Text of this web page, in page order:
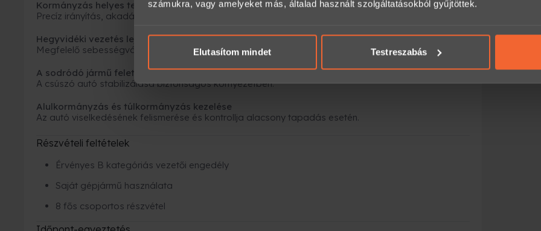
számukra, vagy amelyeket más, általad használt szolgáltatásokból gyűjtöttek.
Elutasítom mindet Testreszabás
Kormányzás helyes technikája és szlalomozás
Precíz irányítás, akadálykerülés és stabil járműkezelés.
Hegyvidéki vezetés lejtőkön és hajtűkanyarokban
Megfelelő sebességválasztás, ívtartás és stabilitás kanyarban.
A sodródó jármű feletti uralom visszaszerzése
A csúszó autó stabilizálása biztonságos környezetben.
Alulkormányzás és túlkormányzás kezelése
Az autó viselkedésének felismerése és kontrollja alacsony tapadás esetén.
Részvételi feltételek
Érvényes B kategóriás vezetői engedély
Saját gépjármű használata
8 fős csoportos részvétel